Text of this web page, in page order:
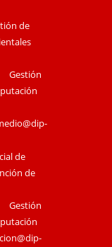
de
de
de